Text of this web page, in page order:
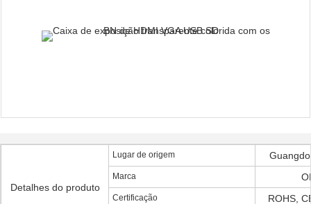
Detalhes do produto
Lugar de origem
Marca
Certificação ROHS,